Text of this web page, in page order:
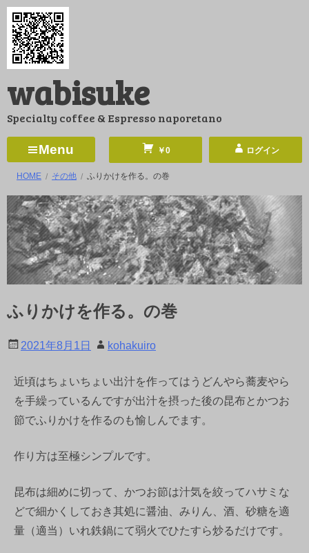
コ
ン
ツ
ス
ッ
wabisuke
Specialty coffee & Espresso naporetano
Menu ￥0 ログイン
HOME その他 ふりかけを作る。の巻
ふりかけを作る。の巻
2021年8月1日 kohakuiro
近頃はちょいちょい出汁を作ってはうどんやら蕎麦やら
を手繰っているんですが出汁を摂った後の昆布とかつお
節でふりかけを作るのも愉しんでます。
作り方は至極シンプルです。
昆布は細めに切って、かつお節は汁気を絞ってハサミな
どで細かくしておき其処に醤油、みりん、酒、砂糖を適
量（適当）いれ鉄鍋にて弱火でひたすら炒るだけです。